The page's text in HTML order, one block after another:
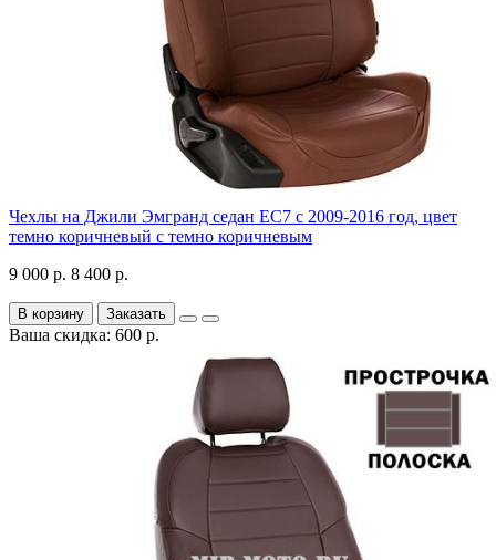
Чехлы на Джили Эмгранд седан ЕС7 с 2009-2016 год, цвет
темно коричневый с темно коричневым
9 000 р. 8 400 р.
В корзину Заказать
Ваша скидка: 600 р.